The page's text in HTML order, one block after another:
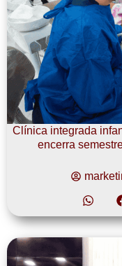
Clínica integrada
encerra